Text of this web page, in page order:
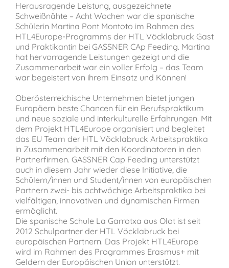
Herausragende Leistung, ausgezeichnete
Schweißnähte – Acht Wochen war die spanische
Schülerin Martina Pont Montoto im Rahmen des
HTL4Europe-Programms der HTL Vöcklabruck Gast
und Praktikantin bei GASSNER CAp Feeding. Martina
hat hervorragende Leistungen gezeigt und die
Zusammenarbeit war ein voller Erfolg – das Team
war begeistert von ihrem Einsatz und Können!
Oberösterreichische Unternehmen bietet jungen
Europäern beste Chancen für ein Berufspraktikum
und neue soziale und interkulturelle Erfahrungen. Mit
dem Projekt HTL4Europe organisiert und begleitet
das EU Team der HTL Vöcklabruck Arbeitspraktika
in Zusammenarbeit mit den Koordinatoren in den
Partnerfirmen. GASSNER Cap Feeding unterstützt
auch in diesem Jahr wieder diese Initiative, die
Schülern/innen und Student/innen von europäischen
Partnern zwei- bis achtwöchige Arbeitspraktika bei
vielfältigen, innovativen und dynamischen Firmen
ermöglicht.
Die spanische Schule La Garrotxa aus Olot ist seit
2012 Schulpartner der HTL Vöcklabruck bei
europäischen Partnern. Das Projekt HTL4Europe
wird im Rahmen des Programmes Erasmus+ mit
Geldern der Europäischen Union unterstützt.